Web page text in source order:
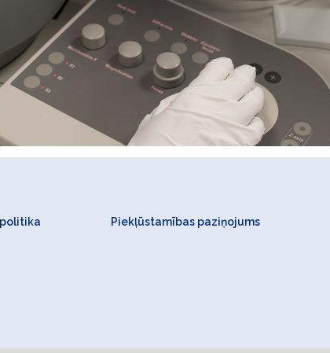
Piekļūstamības paziņojums